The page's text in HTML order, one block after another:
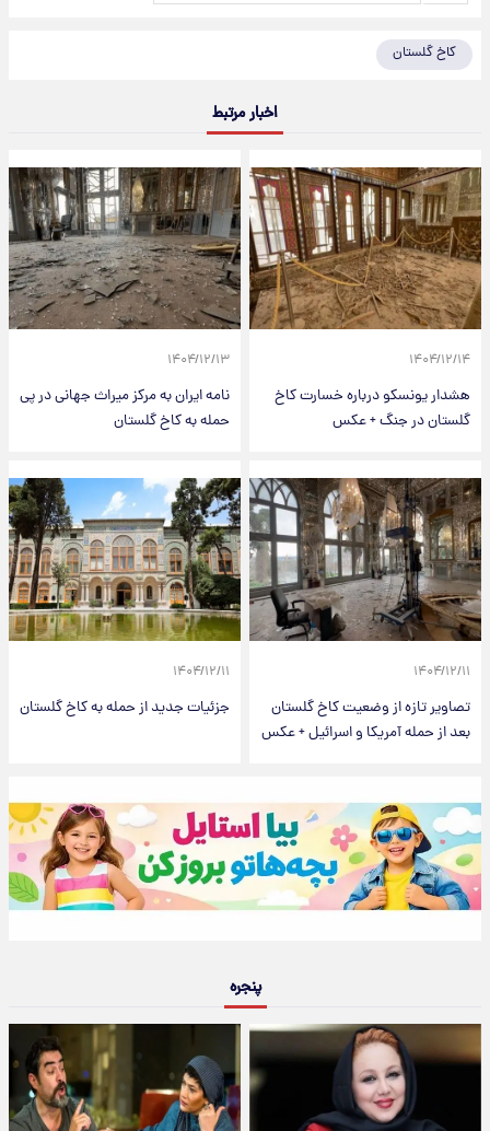
کاخ گلستان
اخبار مرتبط
۱۴۰۴/۱۲/۱۴
هشدار یونسکو درباره خسارت کاخ
گلستان در جنگ + عکس
۱۴۰۴/۱۲/۱۳
نامه ایران به مرکز میراث جهانی در پی
حمله به کاخ گلستان
۱۴۰۴/۱۲/۱۱
تصاویر تازه از وضعیت کاخ گلستان
بعد از حمله آمریکا و اسرائیل + عکس
۱۴۰۴/۱۲/۱۱
جزئیات جدید از حمله به کاخ گلستان
پنجره